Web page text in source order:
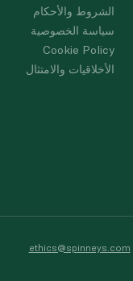
الشروط والأحكام
سياسة الخصوصية
Cookie Policy
الأخلاقيات والامتثال
ethics@spinneys.com